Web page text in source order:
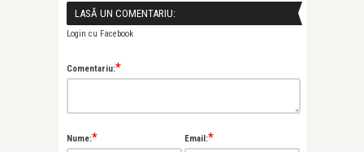
LASĂ UN COMENTARIU:
Login cu Facebook
Comentariu:*
Nume:* Email:*